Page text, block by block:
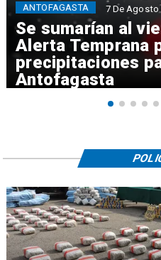
Se sumarían al
Alerta Temprana
precipitaciones
Antofagasta
ANTOFAGASTA 7 De Agosto